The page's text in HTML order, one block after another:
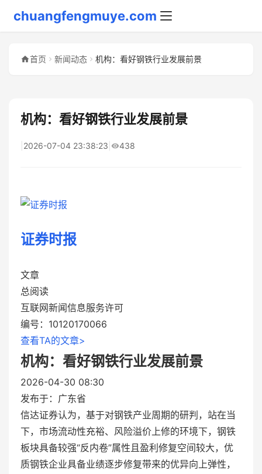
chuangfengmuye.com
首页 新闻动态 机构：看好钢铁行业发展前景
机构：看好钢铁行业发展前景
2026-07-04 23:38:23 438
证券时报
文章
总阅读
互联网新闻信息服务许可
编号：10120170066
查看TA的文章>
机构：看好钢铁行业发展前景
2026-04-30 08:30
发布于： 广东省
信达证券认为，基于对钢铁产业周期的研判，站在当
下，市场流动性充裕、风险溢价上修的环境下，钢铁
板块具备较强“反内卷”属性且盈利修复空间较大，优
质钢铁企业具备业绩逐步修复带来的优异向上弹性，